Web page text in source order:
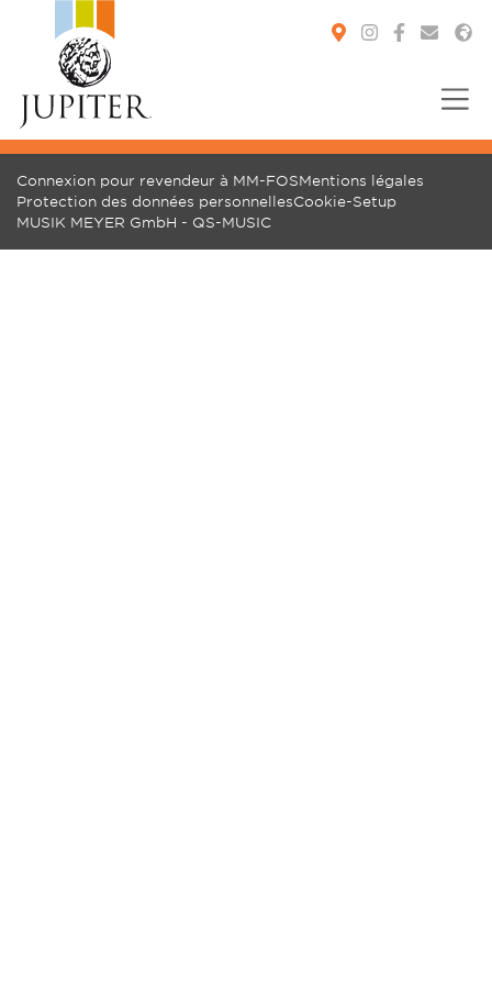
Connexion pour revendeur à MM-FOSMentions légales
Protection des données personnellesCookie-Setup
MUSIK MEYER GmbH - QS-MUSIC